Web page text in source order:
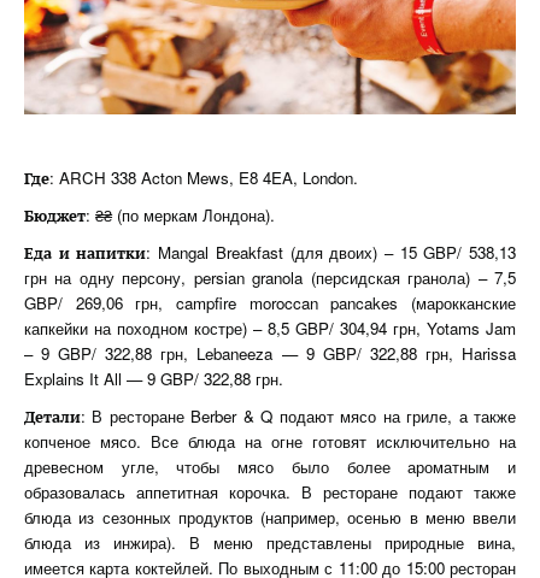
Где: ARCH 338 Acton Mews, E8 4EA, London.
Бюджет: ₴₴ (по меркам Лондона).
Еда и напитки: Mangal Breakfast (для двоих) – 15 GBP/ 538,13
грн на одну персону, persian granola (персидская гранола) – 7,5
GBP/ 269,06 грн, campfire moroccan pancakes (марокканские
капкейки на походном костре) – 8,5 GBP/ 304,94 грн, Yotams Jam
– 9 GBP/ 322,88 грн, Lebaneeza — 9 GBP/ 322,88 грн, Harissa
Explains It All — 9 GBP/ 322,88 грн.
Детали: В ресторане Berber & Q подают мясо на гриле, а также
копченое мясо. Все блюда на огне готовят исключительно на
древесном угле, чтобы мясо было более ароматным и
образовалась аппетитная корочка. В ресторане подают также
блюда из сезонных продуктов (например, осенью в меню ввели
блюда из инжира). В меню представлены природные вина,
имеется карта коктейлей. По выходным с 11:00 до 15:00 ресторан